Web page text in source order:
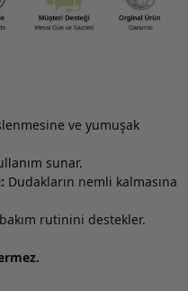
ve yumuşak
sunar.
Dudakların nemli kalmasına
rutinini destekler.